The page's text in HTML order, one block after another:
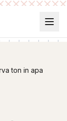
ton in apa